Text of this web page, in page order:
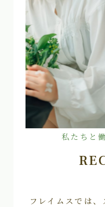
私たちと
フレイムスでは